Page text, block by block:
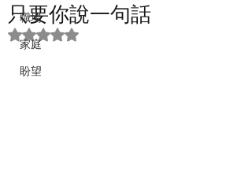
職場
家庭
盼望
只要你說一句話
評等為 NaN（最高為 5 顆星）。